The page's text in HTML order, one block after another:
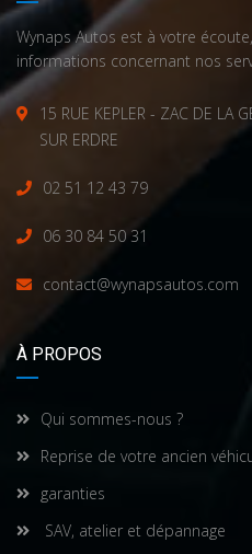
Wynaps Autos est à votre
informations concernant nos
15 RUE KEPLER - ZAC DE LA
SUR ERDRE
02 51 12 43 79
06 30 84 50 31
contact@wynapsautos.com
À PROPOS
Qui sommes-nous ?
Reprise de votre ancien
garanties
SAV, atelier et dépannage